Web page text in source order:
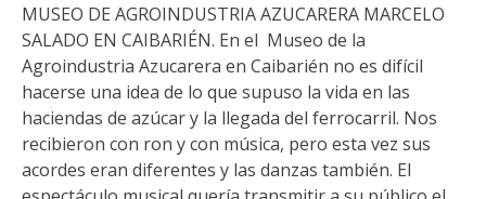
MUSEO DE AGROINDUSTRIA AZUCARERA MARCELO
SALADO EN CAIBARIÉN. En el Museo de la
Agroindustria Azucarera en Caibarién no es difícil
hacerse una idea de lo que supuso la vida en las
haciendas de azúcar y la llegada del ferrocarril. Nos
recibieron con ron y con música, pero esta vez sus
acordes eran diferentes y las danzas también. El